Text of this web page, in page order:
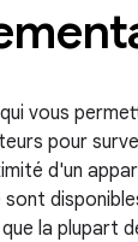
vous
pour
d'un
la